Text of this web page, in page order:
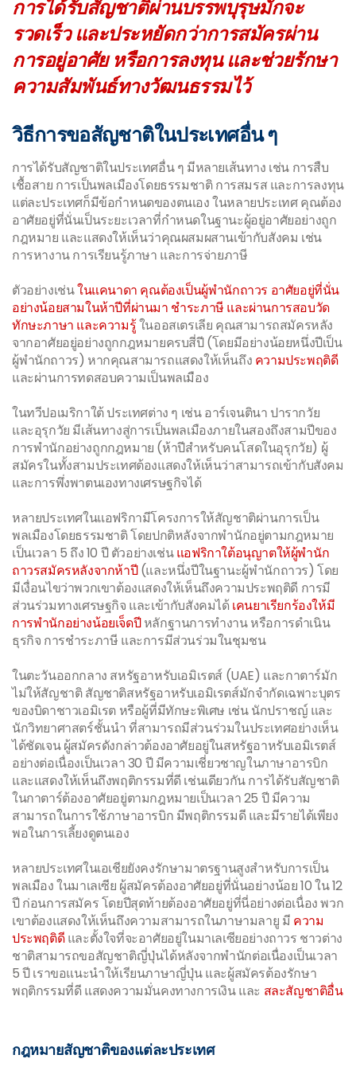
การได้รับสัญชาติผ่านบรรพบุรุษมักจะ
รวดเร็ว และประหยัดกว่าการสมัครผ่าน
การอยู่อาศัย หรือการลงทุน และช่วยรักษา
ความสัมพันธ์ทางวัฒนธรรมไว้
วิธีการขอสัญชาติในประเทศอื่น ๆ
การได้รับสัญชาติในประเทศอื่น ๆ มีหลายเส้นทาง เช่น การสืบ
เชื้อสาย การเป็นพลเมืองโดยธรรมชาติ การสมรส และการลงทุน
แต่ละประเทศก็มีข้อกำหนดของตนเอง ในหลายประเทศ คุณต้อง
อาศัยอยู่ที่นั่นเป็นระยะเวลาที่กำหนดในฐานะผู้อยู่อาศัยอย่างถูก
กฎหมาย และแสดงให้เห็นว่าคุณผสมผสานเข้ากับสังคม เช่น
การหางาน การเรียนรู้ภาษา และการจ่ายภาษี
ตัวอย่างเช่นในแคนาดา คุณต้องเป็นผู้พำนักถาวร อาศัยอยู่ที่นั่น
อย่างน้อยสามในห้าปีที่ผ่านมา ชำระภาษี และผ่านการสอบวัด
ทักษะภาษา และความรู้ในออสเตรเลีย คุณสามารถสมัครหลัง
จากอาศัยอยู่อย่างถูกกฎหมายครบสี่ปี (โดยมีอย่างน้อยหนึ่งปีเป็น
ผู้พำนักถาวร) หากคุณสามารถแสดงให้เห็นถึง ความประพฤติดี
และผ่านการทดสอบความเป็นพลเมือง
ในทวีปอเมริกาใต้ ประเทศต่าง ๆ เช่น อาร์เจนตินา ปารากวัย
และอุรุกวัย มีเส้นทางสู่การเป็นพลเมืองภายในสองถึงสามปีของ
การพำนักอย่างถูกกฎหมาย (ห้าปีสำหรับคนโสดในอุรุกวัย) ผู้
สมัครในทั้งสามประเทศต้องแสดงให้เห็นว่าสามารถเข้ากับสังคม
และการพึ่งพาตนเองทางเศรษฐกิจได้
หลายประเทศในแอฟริกามีโครงการให้สัญชาติผ่านการเป็น
พลเมืองโดยธรรมชาติ โดยปกติหลังจากพำนักอยู่ตามกฎหมาย
เป็นเวลา 5 ถึง 10 ปี ตัวอย่างเช่นแอฟริกาใต้อนุญาตให้ผู้พำนัก
ถาวรสมัครหลังจากห้าปี(และหนึ่งปีในฐานะผู้พำนักถาวร) โดย
มีเงื่อนไขว่าพวกเขาต้องแสดงให้เห็นถึงความประพฤติดี การมี
ส่วนร่วมทางเศรษฐกิจ และเข้ากับสังคมได้ เคนยาเรียกร้องให้มี
การพำนักอย่างน้อยเจ็ดปีหลักฐานการทำงาน หรือการดำเนิน
ธุรกิจ การชำระภาษี และการมีส่วนร่วมในชุมชน
ในตะวันออกกลาง สหรัฐอาหรับเอมิเรตส์ (UAE) และกาตาร์มัก
ไม่ให้สัญชาติ สัญชาติสหรัฐอาหรับเอมิเรตส์มักจำกัดเฉพาะบุตร
ของบิดาชาวเอมิเรต หรือผู้ที่มีทักษะพิเศษ เช่น นักปราชญ์ และ
นักวิทยาศาสตร์ชั้นนำ ที่สามารถมีส่วนร่วมในประเทศอย่างเห็น
ได้ชัดเจน ผู้สมัครดังกล่าวต้องอาศัยอยู่ในสหรัฐอาหรับเอมิเรตส์
อย่างต่อเนื่องเป็นเวลา 30 ปี มีความเชี่ยวชาญในภาษาอารบิก
และแสดงให้เห็นถึงพฤติกรรมที่ดี เช่นเดียวกัน การได้รับสัญชาติ
ในกาตาร์ต้องอาศัยอยู่ตามกฎหมายเป็นเวลา 25 ปี มีความ
สามารถในการใช้ภาษาอารบิก มีพฤติกรรมดี และมีรายได้เพียง
พอในการเลี้ยงดูตนเอง
หลายประเทศในเอเชียยังคงรักษามาตรฐานสูงสำหรับการเป็น
พลเมือง ในมาเลเซีย ผู้สมัครต้องอาศัยอยู่ที่นั่นอย่างน้อย 10 ใน 12
ปี ก่อนการสมัคร โดยปีสุดท้ายต้องอาศัยอยู่ที่นี่อย่างต่อเนื่อง พวก
เขาต้องแสดงให้เห็นถึงความสามารถในภาษามลายู มี ความ
ประพฤติดีและตั้งใจที่จะอาศัยอยู่ในมาเลเซียอย่างถาวร ชาวต่าง
ชาติสามารถขอสัญชาติญี่ปุ่นได้หลังจากพำนักต่อเนื่องเป็นเวลา
5 ปี เราขอแนะนำให้เรียนภาษาญี่ปุ่น และผู้สมัครต้องรักษา
พฤติกรรมที่ดี แสดงความมั่นคงทางการเงิน และ สละสัญชาติอื่น
กฎหมายสัญชาติของแต่ละประเทศ